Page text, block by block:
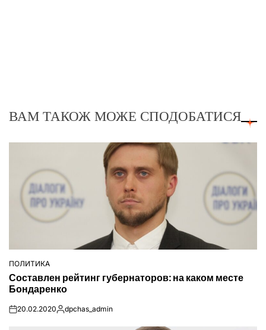
ВАМ ТАКОЖ МОЖЕ СПОДОБАТИСЯ
ОПУБЛІКУВАТИ
У
ПОЛИТИКА
Составлен рейтинг губернаторов: на каком месте
Бондаренко
on20.02.2020Опубліковано
dpchas_admin